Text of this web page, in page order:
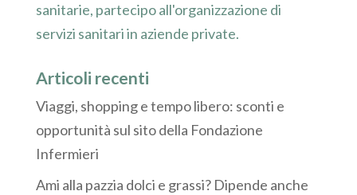
sanitarie, partecipo all'organizzazione di
servizi sanitari in aziende private.
Articoli recenti
Viaggi, shopping e tempo libero: sconti e
opportunità sul sito della Fondazione
Infermieri
Ami alla pazzia dolci e grassi? Dipende anche